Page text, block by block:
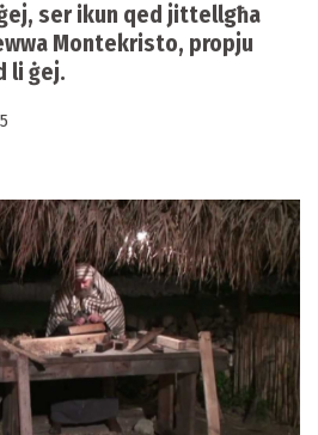
ser ikun qed jittellgħa
Montekristo, propju
li ġej.